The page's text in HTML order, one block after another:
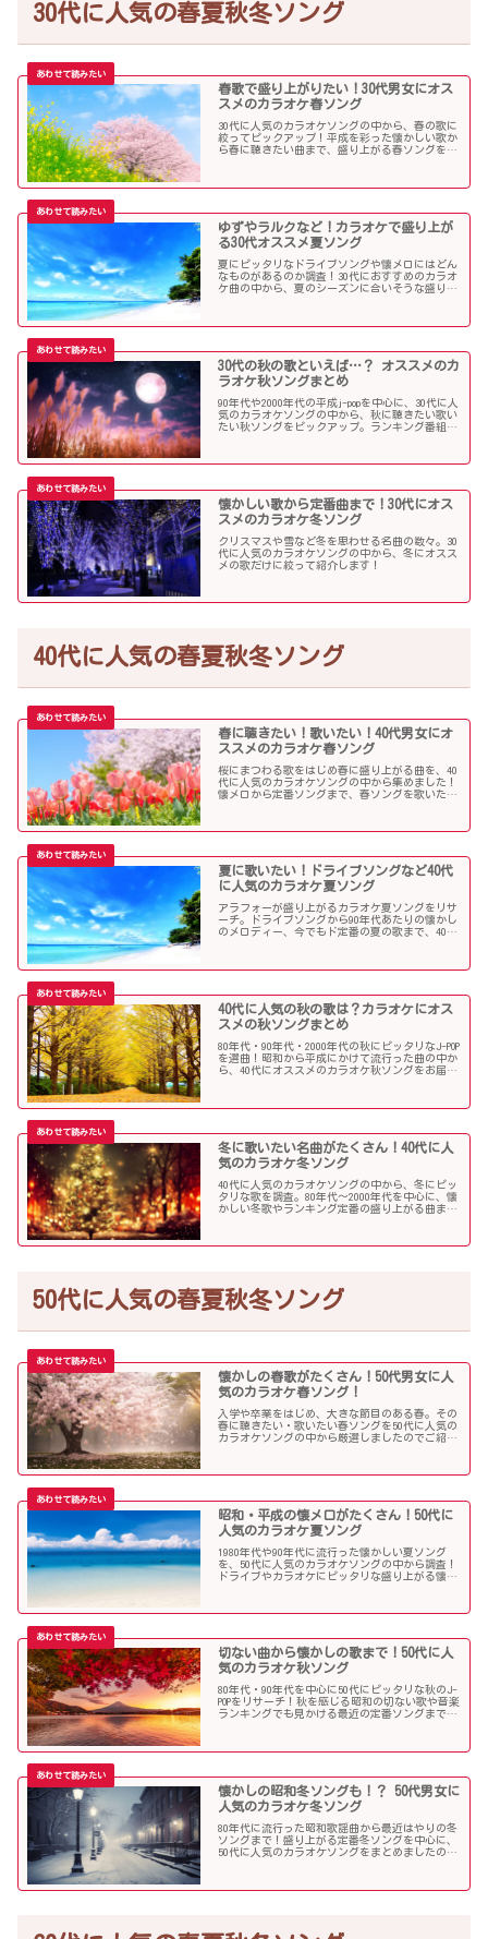
30代に人気の春夏秋冬ソング
春歌で盛り上がりたい！30代男女にオス
スメのカラオケ春ソング
30代に人気のカラオケソングの中から、春の歌に
絞ってピックアップ！平成を彩った懐かしい歌か
ら春に聴きたい曲まで、盛り上がる春ソングを集
ゆずやラルクなど！カラオケで盛り上が
る30代オススメ夏ソング
夏にピッタリなドライブソングや懐メロにはどん
なものがあるのか調査！30代におすすめのカラオ
ケ曲の中から、夏のシーズンに合いそうな盛り上
30代の秋の歌といえば…？ オススメのカ
ラオケ秋ソングまとめ
90年代や2000年代の平成j-popを中心に、30代に人
気のカラオケソングの中から、秋に聴きたい歌い
たい秋ソングをピックアップ。ランキング番組で
懐かしい歌から定番曲まで！30代にオス
スメのカラオケ冬ソング
クリスマスや雪など冬を思わせる名曲の数々。30
代に人気のカラオケソングの中から、冬にオスス
メの歌だけに絞って紹介します！
40代に人気の春夏秋冬ソング
春に聴きたい！歌いたい！40代男女にオ
ススメのカラオケ春ソング
桜にまつわる歌をはじめ春に盛り上がる曲を、40
代に人気のカラオケソングの中から集めました！
懐メロから定番ソングまで、春ソングを歌いたい
夏に歌いたい！ドライブソングなど40代
に人気のカラオケ夏ソング
アラフォーが盛り上がるカラオケ夏ソングをリサ
ーチ。ドライブソングから90年代あたりの懐かし
のメロディー、今でもド定番の夏の歌まで、40代
40代に人気の秋の歌は？カラオケにオス
スメの秋ソングまとめ
80年代・90年代・2000年代の秋にピッタリなJ-POP
を選曲！昭和から平成にかけて流行った曲の中か
ら、40代にオススメのカラオケ秋ソングをお届け
冬に歌いたい名曲がたくさん！40代に人
気のカラオケ冬ソング
40代に人気のカラオケソングの中から、冬にピッ
タリな歌を調査。80年代〜2000年代を中心に、懐
かしい冬歌やランキング定番の盛り上がる曲まで
50代に人気の春夏秋冬ソング
懐かしの春歌がたくさん！50代男女に人
気のカラオケ春ソング！
入学や卒業をはじめ、大きな節目のある春。その
春に聴きたい・歌いたい春ソングを50代に人気の
カラオケソングの中から厳選しましたのでご紹介
昭和・平成の懐メロがたくさん！50代に
人気のカラオケ夏ソング
1980年代や90年代に流行った懐かしい夏ソング
を、50代に人気のカラオケソングの中から調査！
ドライブやカラオケにピッタリな盛り上がる懐メ
切ない曲から懐かしの歌まで！50代に人
気のカラオケ秋ソング
80年代・90年代を中心に50代にピッタリな秋のJ-
POPをリサーチ！秋を感じる昭和の切ない歌や音楽
ランキングでも見かける最近の定番ソングまで、
懐かしの昭和冬ソングも！？ 50代男女に
人気のカラオケ冬ソング
80年代に流行った昭和歌謡曲から最近はやりの冬
ソングまで！盛り上がる定番冬ソングを中心に、
50代に人気のカラオケソングをまとめましたので